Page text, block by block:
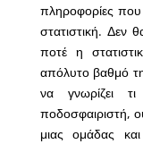
πληροφορίες
στατιστική. Δεν
ποτέ η
απόλυτο βαθμό
να γνωρίζει
ποδοσφαιριστή,
μιας ομάδας